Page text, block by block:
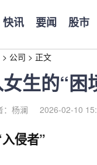
快讯 要闻 股市
> 公司 > 正文
生的“
：杨澜 2026-02-10
侵者”